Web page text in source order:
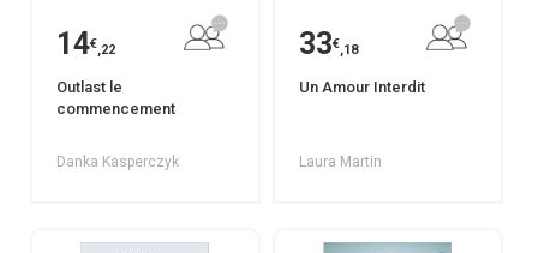
14€,22
Outlast le
commencement
Danka Kasperczyk
33€,18
Un Amour Interdit
Laura Martin